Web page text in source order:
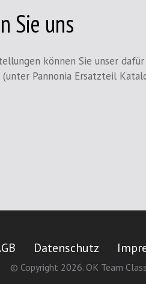
Sie uns
können Sie unser dafür
Pannonia Ersatzteil
Datenschutz
© Copyright 2026. OK Team